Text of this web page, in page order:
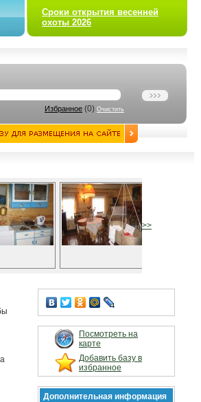
Сроки открытия весенней
охоты 2026
Избранное (0) Очистить
>>
Посмотреть на
карте
Добавить базу в
избранное
Дополнительная информация